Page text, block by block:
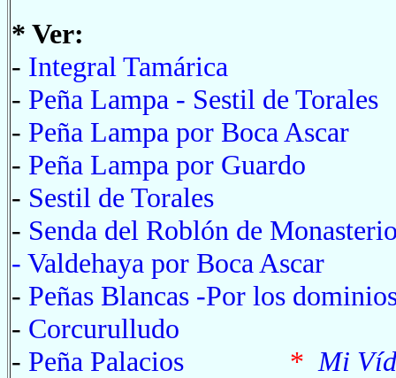
* Ver:
- Integral Tamárica
- Peña Lampa - Sestil de Torales
- Peña Lampa por Boca Ascar
- Peña Lampa por Guardo
- Sestil de Torales
- Senda del Roblón de
- Valdehaya por Boca Ascar
- Peñas Blancas -Por los
- Corcurulludo
- Peña Palacios * Mi